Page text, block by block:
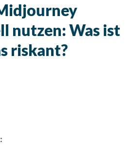
das
nutzen: Was ist
riskant?